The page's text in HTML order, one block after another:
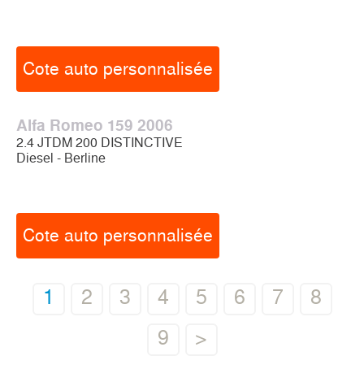
Cote auto personnalisée
Alfa Romeo 159 2006
2.4 JTDM 200 DISTINCTIVE
Diesel - Berline
Cote auto personnalisée
1 2 3 4 5 6 7
8
9
>